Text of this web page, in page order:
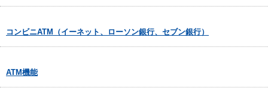
コンビニATM（イーネット、ローソン銀行、セブン銀行）
ATM機能